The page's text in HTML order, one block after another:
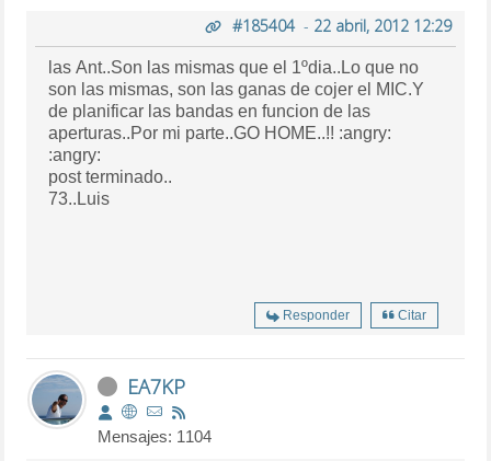
#185404- 22 abril, 2012 12:29
las Ant..Son las mismas que el 1ºdia..Lo que no
son las mismas, son las ganas de cojer el MIC.Y
de planificar las bandas en funcion de las
aperturas..Por mi parte..GO HOME..!! :angry:
:angry:
post terminado..
73..Luis
Responder Citar
EA7KP
Mensajes: 1104